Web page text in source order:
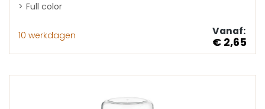
Full color
10 werkdagen Vanaf:
€ 2,65